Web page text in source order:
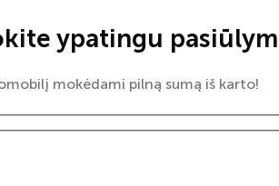
ypatingu
mokėdami pilną sumą iš karto!